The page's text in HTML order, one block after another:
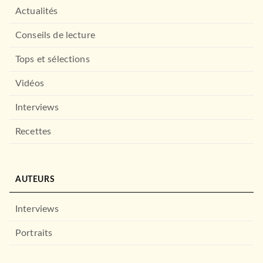
Actualités
Conseils de lecture
Tops et sélections
Vidéos
Interviews
Recettes
AUTEURS
Interviews
Portraits